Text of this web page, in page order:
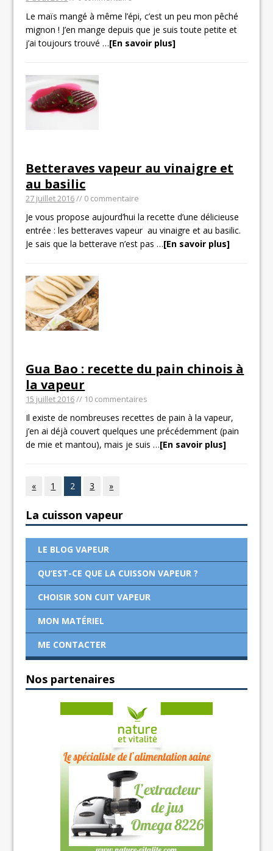
Le maïs mangé à même l’épi, c’est un peu mon pêché
mignon ! J’en mange depuis que je suis toute petite et
j’ai toujours trouvé…[En savoir plus]
Betteraves vapeur au vinaigre et
au basilic
27 juillet 2016// 0 commentaire
Je vous propose aujourd’hui la recette d’une délicieuse
entrée : les betteraves vapeur au vinaigre et au basilic.
Je sais que la betterave n’est pas…[En savoir plus]
Gua Bao : recette du pain chinois à
la vapeur
15 juillet 2016// 10 commentaires
Il existe de nombreuses recettes de pain à la vapeur,
j’en ai déjà couvert quelques une précédemment (pain
de mie et mantou), mais je suis…[En savoir plus]
« 1 2 3 »
La cuisson vapeur
LE BLOG VAPEUR
QU’EST-CE QUE LA CUISSON VAPEUR ?
CHOISIR SON CUIT VAPEUR
MON MATÉRIEL
ME CONTACTER
Nos partenaires